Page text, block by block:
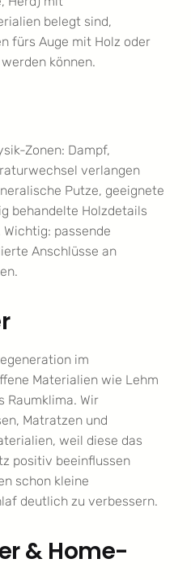
belegt sind,
fürs Auge mit Holz oder
können.
Zonen: Dampf,
verlangen
Putze, geeignete
behandelte Holzdetails
passende
Anschlüsse an
im
Materialien wie Lehm
Raumklima. Wir
Matratzen und
weil diese das
positiv beeinflussen
schon kleine
deutlich zu verbessern.
& Home-